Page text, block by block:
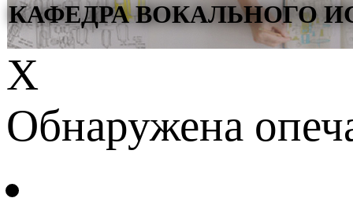
КАФЕДРА ВОКАЛЬНОГО
Х
Обнаружена